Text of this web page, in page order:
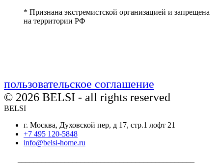
* Признана экстремистской организацией и запрещена
на территории РФ
пользовательское соглашение
© 2026 BELSI - all rights reserved
BELSI
г. Москва, Духовской пер, д 17, стр.1 лофт 21
+7 495 120-5848
info@belsi-home.ru